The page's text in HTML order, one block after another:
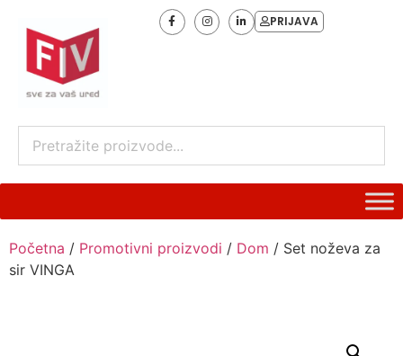
PRIJAVA
Početna / Promotivni proizvodi / Dom / Set noževa za
sir VINGA